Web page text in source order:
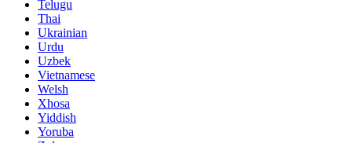
Telugu
Thai
Ukrainian
Urdu
Uzbek
Vietnamese
Welsh
Xhosa
Yiddish
Yoruba